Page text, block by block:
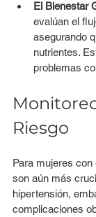
El Bienestar
evalúan el
asegurando
nutrientes.
problemas
Riesgo
Para mujeres
son aún más
hipertensión,
complicaciones